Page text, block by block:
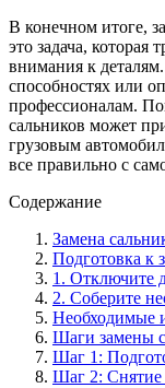
В конечном итоге,
это задача, которая
внимания к
способностях или
профессионалам.
сальников может
грузовым
все правильно с
Содержание
Замена
Подготовка к
1. Отключите
2. Соберите
Необходимые
Шаги замены
Шаг 1:
Шаг 2: Снятие